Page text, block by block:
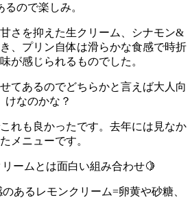
るので楽しみ。
さを抑えた生クリーム、シナモン&
、プリン自体は滑らかな食感で時折
が感じられるものでした。
てあるのでどちらかと言えば大人向
けなのかな？
れも良かったです。 去年には見なか
メニューです。
リームとは面白い組み合わせ🍋
あるレモンクリーム=卵黄や砂糖、